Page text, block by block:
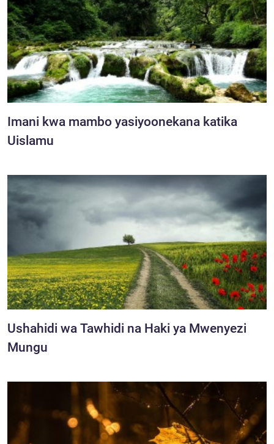
Imani kwa mambo yasiyoonekana katika
Uislamu
Ushahidi wa Tawhidi na Haki ya Mwenyezi
Mungu